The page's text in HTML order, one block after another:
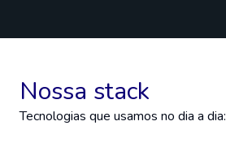
Nossa stack
Tecnologias que usamos no dia a dia: